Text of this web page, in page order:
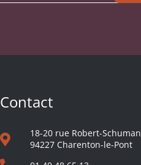
Contact
18-20 rue Robert-Schuman
94227 Charenton-le-Pont